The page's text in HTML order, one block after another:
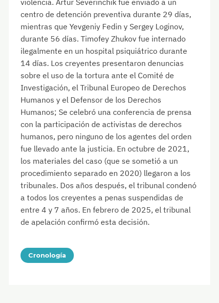
violencia. Artur Severinchik fue enviado a un
centro de detención preventiva durante 29 días,
mientras que Yevgeniy Fedin y Sergey Loginov,
durante 56 días. Timofey Zhukov fue internado
ilegalmente en un hospital psiquiátrico durante
14 días. Los creyentes presentaron denuncias
sobre el uso de la tortura ante el Comité de
Investigación, el Tribunal Europeo de Derechos
Humanos y el Defensor de los Derechos
Humanos; Se celebró una conferencia de prensa
con la participación de activistas de derechos
humanos, pero ninguno de los agentes del orden
fue llevado ante la justicia. En octubre de 2021,
los materiales del caso (que se sometió a un
procedimiento separado en 2020) llegaron a los
tribunales. Dos años después, el tribunal condenó
a todos los creyentes a penas suspendidas de
entre 4 y 7 años. En febrero de 2025, el tribunal
de apelación confirmó esta decisión.
Cronología